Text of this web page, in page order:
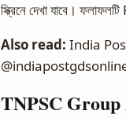
স্ক্রিনে দেখা যাবে।
Also read: India Post
TNPSC